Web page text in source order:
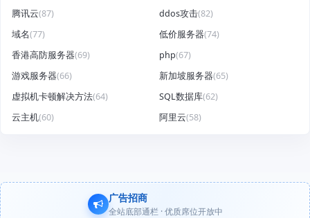
腾讯云(87) ddos攻击(82)
域名(77) 低价服务器(74)
香港高防服务器(69) php(67)
游戏服务器(66) 新加坡服务器(65)
虚拟机卡顿解决方法(64) SQL数据库(62)
云主机(60) 阿里云(58)
广告招商
全站底部通栏 · 优质席位开放中